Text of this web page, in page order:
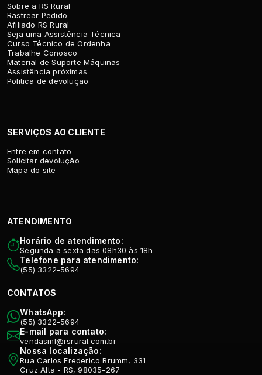
Sobre a RS Rural
Rastrear Pedido
Afiliado RS Rural
Seja uma Assistência Técnica
Curso Técnico de Ordenha
Trabalhe Conosco
Material de Suporte Máquinas
Assistência próximas
Politica de devolução
SERVIÇOS AO CLIENTE
Entre em contato
Solicitar devolução
Mapa do site
ATENDIMENTO
Horário de atendimento:
Segunda a sexta das 08h30 às 18h
Telefone para atendimento:
(55) 3322-5694
CONTATOS
WhatsApp:
(55) 3322-5694
E-mail para contato:
vendasml@rsrural.com.br
Nossa localização:
Rua Carlos Frederico Brumm, 331
Cruz Alta - RS, 98035-267